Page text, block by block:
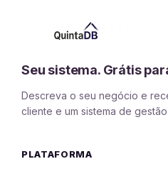
Seu sistema. Grátis
Descreva o seu negócio e
cliente e um sistema de
PLATAFORMA